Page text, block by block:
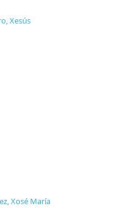
Xesús
Xosé María